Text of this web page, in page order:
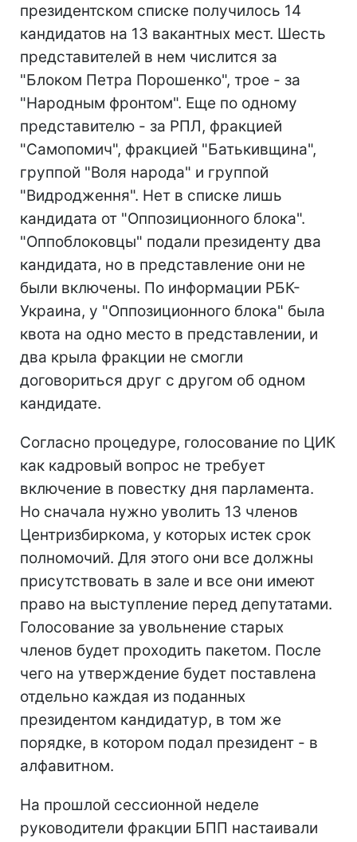
президентском списке получилось 14
кандидатов на 13 вакантных мест. Шесть
представителей в нем числится за
"Блоком Петра Порошенко", трое - за
"Народным фронтом". Еще по одному
представителю - за РПЛ, фракцией
"Самопомич", фракцией "Батькивщина",
группой "Воля народа" и группой
"Видродження". Нет в списке лишь
кандидата от "Оппозиционного блока".
"Оппоблоковцы" подали президенту два
кандидата, но в представление они не
были включены. По информации РБК-
Украина, у "Оппозиционного блока" была
квота на одно место в представлении, и
два крыла фракции не смогли
договориться друг с другом об одном
кандидате.
Согласно процедуре, голосование по ЦИК
как кадровый вопрос не требует
включение в повестку дня парламента.
Но сначала нужно уволить 13 членов
Центризбиркома, у которых истек срок
полномочий. Для этого они все должны
присутствовать в зале и все они имеют
право на выступление перед депутатами.
Голосование за увольнение старых
членов будет проходить пакетом. После
чего на утверждение будет поставлена
отдельно каждая из поданных
президентом кандидатур, в том же
порядке, в котором подал президент - в
алфавитном.
На прошлой сессионной неделе
руководители фракции БПП настаивали